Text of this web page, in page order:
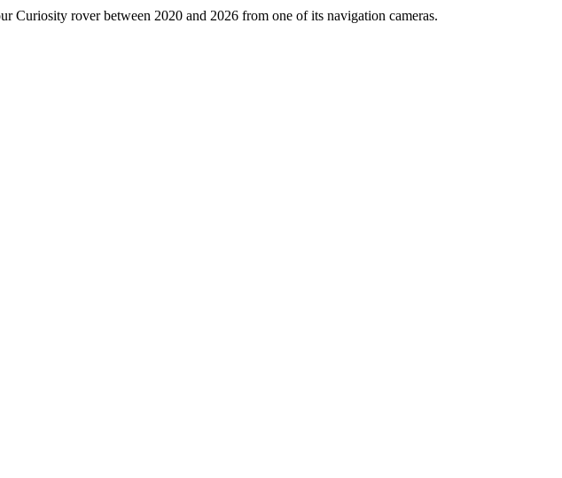
Curiosity rover between 2020 and 2026 from one of its navigation cameras.